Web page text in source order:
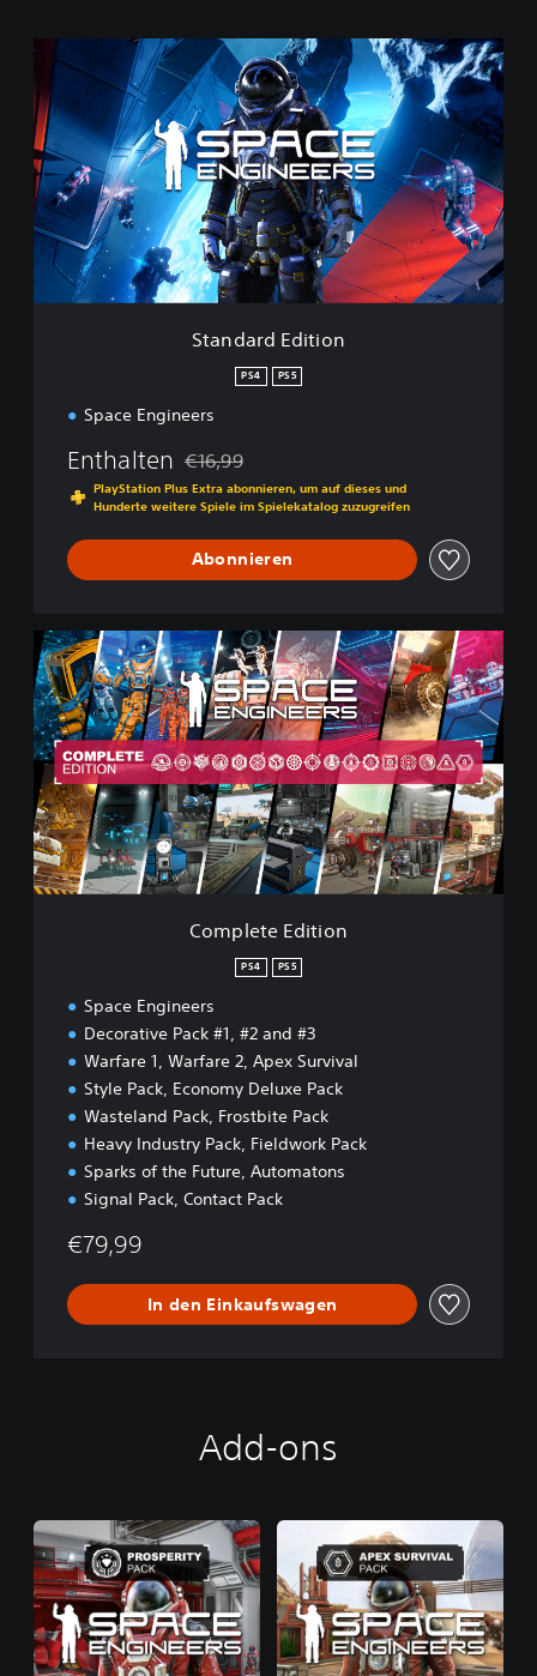
S
a
n
d
a
r
d
E
t
Standard Edition
PS4 PS5
Space Engineers
Enthalten Preisnachlass gegenüber dem Originalpreis
€16,99
PlayStation Plus Extra abonnieren, um auf dieses und
Hunderte weitere Spiele im Spielekatalog zuzugreifen
Abonnieren
C
o
m
p
l
e
e
E
d
i
t
Complete Edition
PS4 PS5
Space Engineers
Decorative Pack #1, #2 and #3
Warfare 1, Warfare 2, Apex Survival
Style Pack, Economy Deluxe Pack
Wasteland Pack, Frostbite Pack
Heavy Industry Pack, Fieldwork Pack
Sparks of the Future, Automatons
Signal Pack, Contact Pack
€79,99
In den Einkaufswagen
Add-ons